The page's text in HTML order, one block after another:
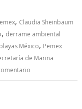
, Claudia Sheinbaum
, derrame ambiental
México, Pemex
de Marina